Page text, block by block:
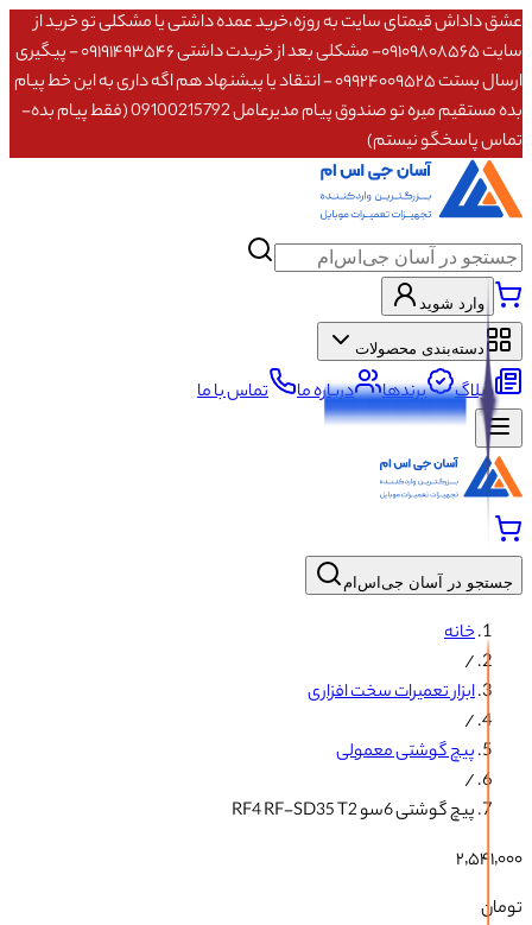
عشق داداش قیمتای سایت به روزه،خرید عمده داشتی یا مشکلی تو خرید از
سایت ۰۹۱۰۹۸۰۸۵۶۵- مشکلی بعد از خریدت داشتی ۰۹۱۹۱۴۹۳۵۴۶ - پیگیری
ارسال بستت ۰۹۹۲۴۰۰۹۵۲۵ - انتقاد یا پیشنهاد هم اگه داری به این خط پیام
بده مستقیم میره تو صندوق پیام مدیرعامل 09100215792 (فقط پیام بده-
تماس پاسخگو نیستم)
وارد شوید
دسته‌بندی محصولات
وبلاگ برندها درباره ما تماس با ما
جستجو در آسان جی‌اس‌ام
خانه
/
ابزار تعمیرات سخت افزاری
/
پیچ گوشتی معمولی
/
پیچ گوشتی 6سو RF4 RF-SD35 T2
۲٬۵۴۱٬۰۰۰
تومان